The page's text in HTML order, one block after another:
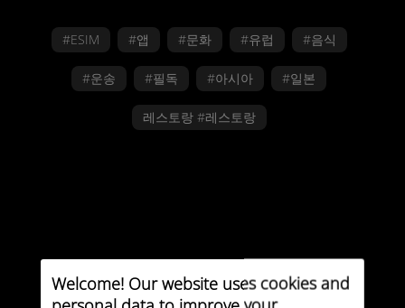
Welcome! Our website uses cookies and
#ESIM #앱 #문화 #유럽 #음식
#운송 #필독 #아시아 #일본
레스토랑 #레스토랑